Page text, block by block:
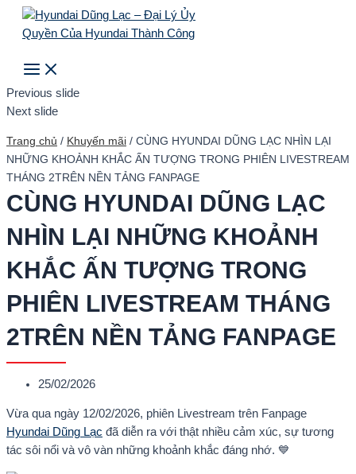
SkipMain
Menu
Previous slide
Next slide
Trang chủ / Khuyến mãi / CÙNG HYUNDAI DŨNG LẠC NHÌN LẠI
NHỮNG KHOẢNH KHẮC ẤN TƯỢNG TRONG PHIÊN LIVESTREAM
THÁNG 2TRÊN NỀN TẢNG FANPAGE
CÙNG HYUNDAI DŨNG LẠC
NHÌN LẠI NHỮNG KHOẢNH
KHẮC ẤN TƯỢNG TRONG
PHIÊN LIVESTREAM THÁNG
2TRÊN NỀN TẢNG FANPAGE
25/02/2026
Vừa qua ngày 12/02/2026, phiên Livestream trên Fanpage
Hyundai Dũng Lạc đã diễn ra với thật nhiều cảm xúc, sự tương
tác sôi nổi và vô vàn những khoảnh khắc đáng nhớ. 💙